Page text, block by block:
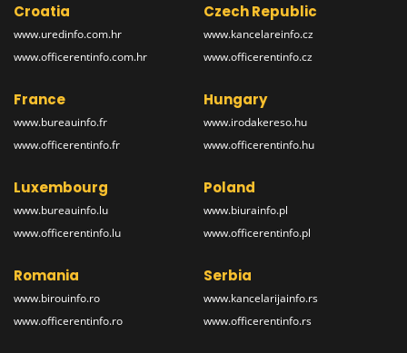
Croatia
www.uredinfo.com.hr
www.officerentinfo.com.hr
Czech Republic
www.kancelareinfo.cz
www.officerentinfo.cz
France
www.bureauinfo.fr
www.officerentinfo.fr
Hungary
www.irodakereso.hu
www.officerentinfo.hu
Luxembourg
www.bureauinfo.lu
www.officerentinfo.lu
Poland
www.biurainfo.pl
www.officerentinfo.pl
Romania
www.birouinfo.ro
www.officerentinfo.ro
Serbia
www.kancelarijainfo.rs
www.officerentinfo.rs